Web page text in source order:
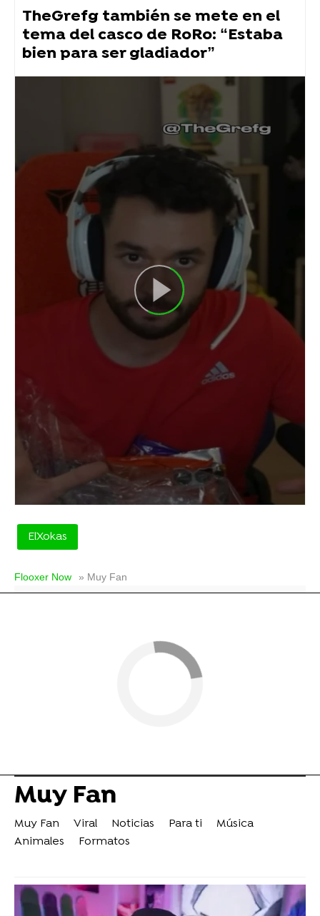
TheGrefg también se mete en el
tema del casco de RoRo: “Estaba
bien para ser gladiador”
ElXokas
Flooxer Now » Muy Fan
Muy Fan
Muy Fan Viral Noticias Para ti
Música
Animales
Formatos